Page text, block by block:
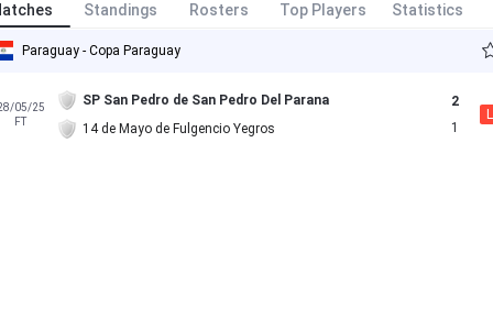
Standings Rosters Top Players Statistics
Paraguay - Copa Paraguay
05/25
FT
SP San Pedro de San Pedro Del Parana
14 de Mayo de Fulgencio Yegros
2
1
L